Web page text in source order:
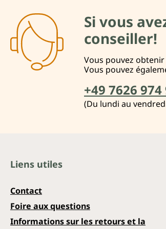
Si vous
conseiller!
Vous pouvez
Vous pouvez
+49 7626 974
(Du lundi au
Liens utiles
Contact
Foire aux questions
Informations sur les retours et la